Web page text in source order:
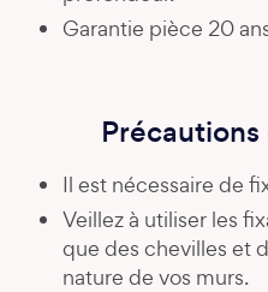
Garantie pièce 20
Il est nécessaire de
Veillez à utiliser les
que des chevilles et
nature de vos murs.